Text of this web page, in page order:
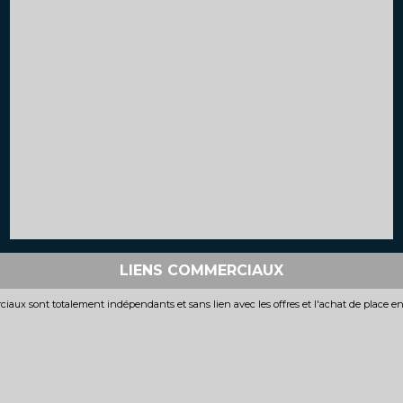
LIENS COMMERCIAUX
sont totalement indépendants et sans lien avec les offres et l'achat de place